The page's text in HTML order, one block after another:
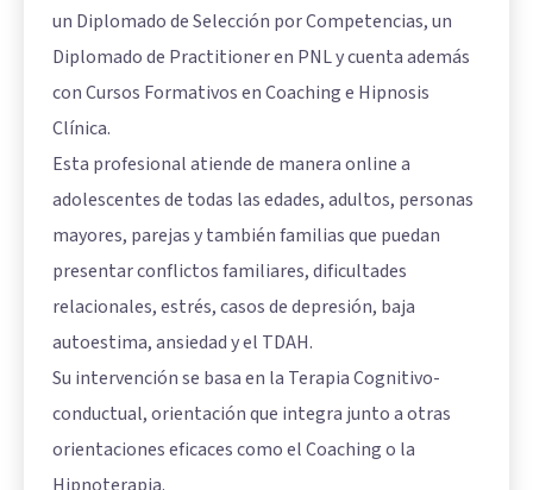
un Diplomado de Selección por Competencias, un
Diplomado de Practitioner en PNL y cuenta además
con Cursos Formativos en Coaching e Hipnosis
Clínica.
Esta profesional atiende de manera online a
adolescentes de todas las edades, adultos, personas
mayores, parejas y también familias que puedan
presentar conflictos familiares, dificultades
relacionales, estrés, casos de depresión, baja
autoestima, ansiedad y el TDAH.
Su intervención se basa en la Terapia Cognitivo-
conductual, orientación que integra junto a otras
orientaciones eficaces como el Coaching o la
Hipnoterapia.